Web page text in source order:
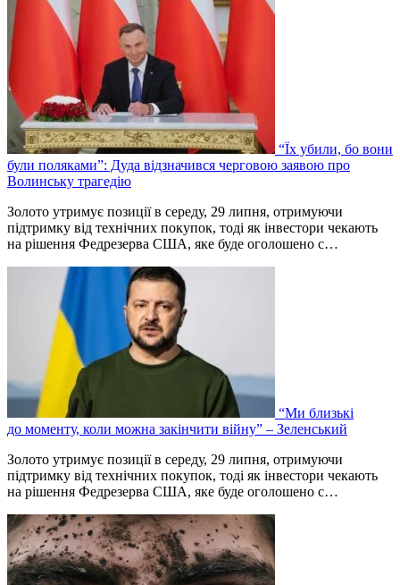
“Їх убили, бо вони
були поляками”: Дуда відзначився черговою заявою про
Волинську трагедію
Золото утримує позиції в середу, 29 липня, отримуючи
підтримку від технічних покупок, тоді як інвестори чекають
на рішення Федрезерва США, яке буде оголошено ‌с…
“Ми близькі
до моменту, коли можна закінчити війну” – Зеленський
Золото утримує позиції в середу, 29 липня, отримуючи
підтримку від технічних покупок, тоді як інвестори чекають
на рішення Федрезерва США, яке буде оголошено ‌с…